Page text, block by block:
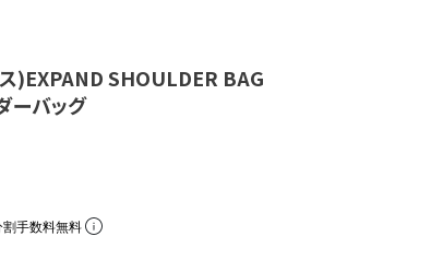
)EXPAND SHOULDER BAG
ーバッグ
手数料無料